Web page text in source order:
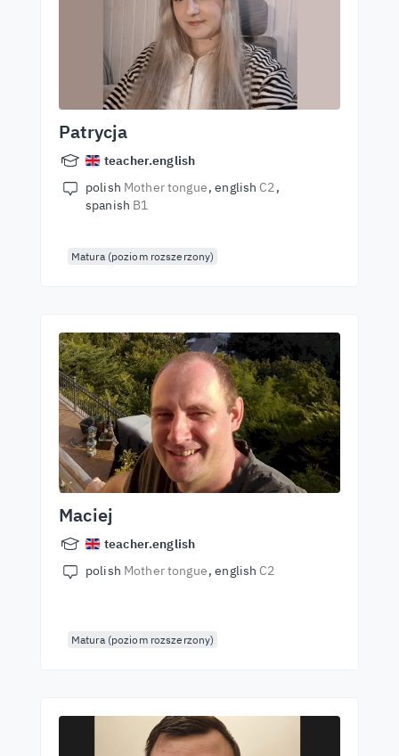
Patrycja
teacher.english
polish Mother tongue english C2
spanish B1
Matura (poziom rozszerzony)
Maciej
teacher.english
polish Mother tongue english C2
Matura (poziom rozszerzony)